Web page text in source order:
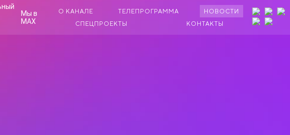
Мы в
MAX
О КАНАЛЕ ТЕЛЕПРОГРАММА
НОВОСТИ
СПЕЦПРОЕКТЫ
КОНТАКТЫ